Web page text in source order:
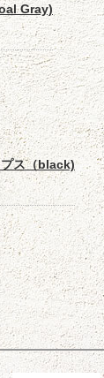
Gray)
ス（black)